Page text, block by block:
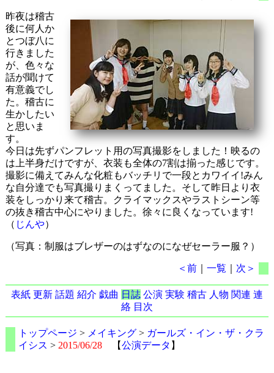
昨夜は稽古
後に何人か
とつぼ八に
行きました
が、色々な
話が聞けて
有意義でし
た。稽古に
生かしたい
と思いま
す。
今日は先ずパンフレット用の写真撮影をしました！映るの
は上半身だけですが、衣装も全体の7割は揃った感じです。
撮影に備えてみんな化粧もバッチリで一段とカワイイ!みん
な自分達でも写真撮りまくってました。そして昨日より衣
装をしっかり来て稽古。クライマックスやラストシーン等
の抜き稽古中心にやりました。徐々に良くなっています!
（ じんや）
（写真：制服はブレザーのはずなのになぜセーラー服？）
＜前 ｜一覧 次＞
表紙 更新 話題 紹介 戯曲 日誌 公演 実験 稽古 人物 関連 連
絡 目次
トップページ > メイキング> ガールズ・イン・ザ・クラ
イシス > 2015/06/28【公演データ 】